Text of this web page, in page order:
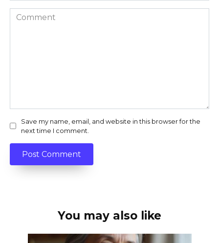
Comment
Save my name, email, and website in this browser for the
next time I comment.
You may also like